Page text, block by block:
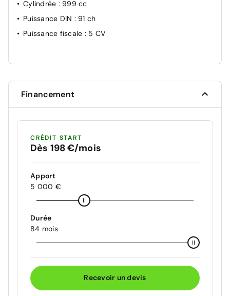
Cylindrée : 999 cc
Puissance DIN : 91 ch
Puissance fiscale : 5 CV
Financement
CRÉDIT START
Dès 198 €/mois
Apport
5 000 €
Durée
84 mois
Recevoir un devis